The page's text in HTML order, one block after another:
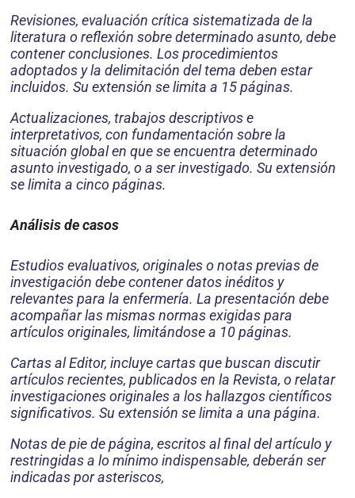
Revisiones, evaluación crítica sistematizada de la
literatura o reflexión sobre determinado asunto, debe
contener conclusiones. Los procedimientos
adoptados y la delimitación del tema deben estar
incluidos. Su extensión se limita a 15 páginas.
Actualizaciones, trabajos descriptivos e
interpretativos, con fundamentación sobre la
situación global en que se encuentra determinado
asunto investigado, o a ser investigado. Su extensión
se limita a cinco páginas.
Análisis de casos
Estudios evaluativos, originales o notas previas de
investigación debe contener datos inéditos y
relevantes para la enfermería. La presentación debe
acompañar las mismas normas exigidas para
artículos originales, limitándose a 10 páginas.
Cartas al Editor, incluye cartas que buscan discutir
artículos recientes, publicados en la Revista, o relatar
investigaciones originales a los hallazgos científicos
significativos. Su extensión se limita a una página.
Notas de pie de página, escritos al final del artículo y
restringidas a lo mínimo indispensable, deberán ser
indicadas por asteriscos,